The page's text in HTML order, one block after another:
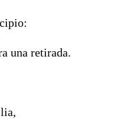
una retirada.